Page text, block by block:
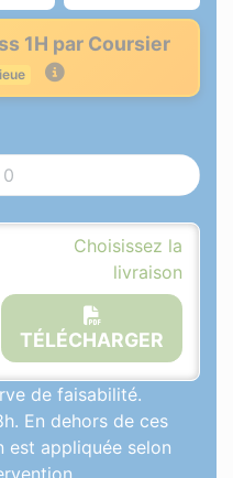
1H par Coursier
Choisissez la
livraison
TÉLÉCHARGER
de faisabilité.
En dehors de ces
est appliquée selon